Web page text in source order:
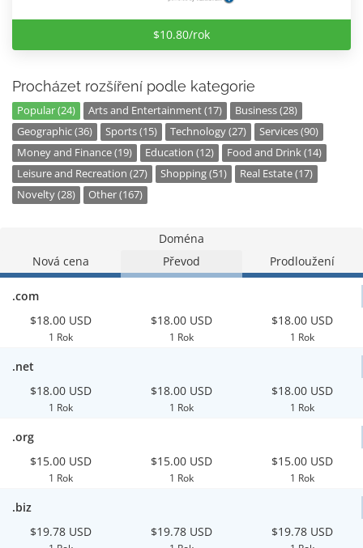
$10.80/rok
Procházet rozšíření podle kategorie
Popular (24) Arts and Entertainment (17)
Business (28)
Geographic (36)
Sports (15) Technology (27)
Services (90)
Money and Finance (19)
Education (12)
Food and Drink (14)
Leisure and Recreation (27)
Shopping (51)
Real Estate (17)
Novelty (28)
Other (167)
Doména
Nová cena
Převod Prodloužení
.com
$18.00 USD
1 Rok
$18.00 USD
1 Rok
$18.00 USD
1 Rok
.net
$18.00 USD
1 Rok
$18.00 USD
1 Rok
$18.00 USD
1 Rok
.org
$15.00 USD
1 Rok
$15.00 USD
1 Rok
$15.00 USD
1 Rok
.biz
$19.78 USD
$19.78 USD $19.78 USD